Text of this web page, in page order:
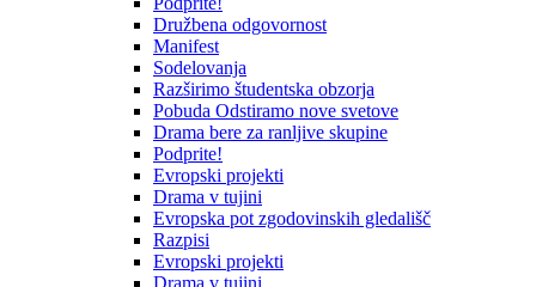
Družbena odgovornost
Manifest
Sodelovanja
Razširimo študentska obzorja
Pobuda Odstiramo nove svetove
Drama bere za ranljive skupine
Podprite!
Evropski projekti
Drama v tujini
Evropska pot zgodovinskih gledališč
Razpisi
Evropski projekti
Drama v tujini